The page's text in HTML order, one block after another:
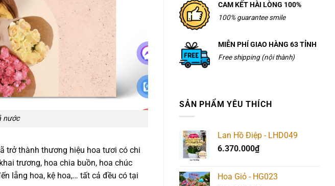
nước
trở thành thương hiệu hoa tươi có chi
trương, hoa chia buồn, hoa chúc
lẵng hoa, kệ hoa,… tất cả đều có tại
CAM KẾT HÀI LÒNG 100%
100% guarantee smile
MIỄN PHÍ GIAO HÀNG 63 TỈNH
Free shipping (nội thành)
SẢN PHẨM YÊU THÍCH
Lan Hồ Điệp - LHD049
6.370.000₫
Hoa Giỏ - HG023